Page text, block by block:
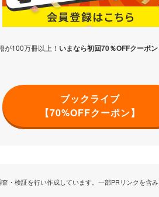
しやすさ
が100万冊以上！ いまなら初回70％OFFクーポン
ブックライブ
【70%OFFクーポン】
・検証を行い作成しています。一部PRリンクを含